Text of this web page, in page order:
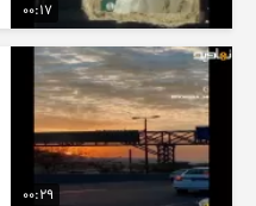
00:17
00:29